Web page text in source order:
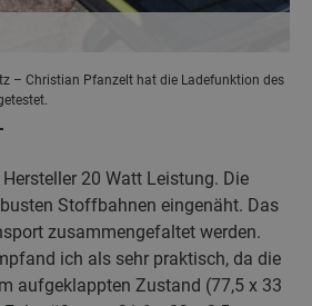
– Christian Pfanzelt hat die Ladefunktion des
20 Watt Leistung. Die
Stoffbahnen eingenäht. Das
zusammengefaltet werden.
ich als sehr praktisch, da die
aufgeklappten Zustand (77,5 x 33